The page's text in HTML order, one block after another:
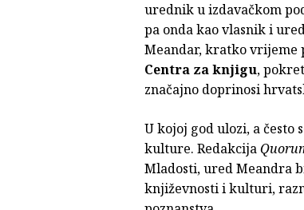
urednik u izdavačkom
pa onda kao vlasnik i
Meandar, kratko
Centra za knjigu,
značajno doprinosi
U kojoj god ulozi, a često
kulture. Redakcija
Mladosti, ured Meandra
književnosti i kulturi,